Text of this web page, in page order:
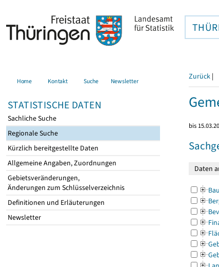
Home Kontakt Suche Newsletter
STATISTISCHE DATEN
Sachliche Suche
Regionale Suche
Kürzlich bereitgestellte Daten
Allgemeine Angaben, Zuordnungen
Gebietsveränderungen,
Änderungen zum Schlüsselverzeichnis
Definitionen und Erläuterungen
Newsletter
Zurück |
bis